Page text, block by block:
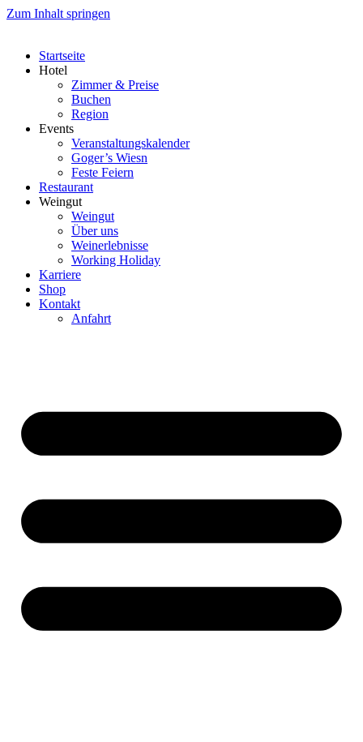
Zum Inhalt springen
Startseite
Hotel
Zimmer & Preise
Buchen
Region
Events
Veranstaltungskalender
Goger’s Wiesn
Feste Feiern
Restaurant
Weingut
Weingut
Über uns
Weinerlebnisse
Working Holiday
Karriere
Shop
Kontakt
Anfahrt